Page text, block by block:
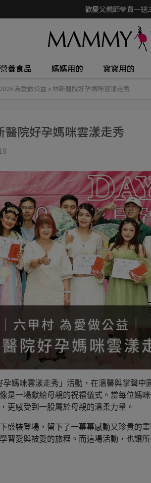
歡慶父親節🤎買一送
養食品 媽媽用的 寶寶用的
2026 為愛做公益 x 林新醫院好孕媽咪雲漾走秀
院好孕媽咪雲漾走秀
孕媽咪雲漾走秀」活動，在溫馨與掌聲中
是一場獻給母親的祝福儀式。當每位媽
更感受到一股屬於母親的溫柔力量。
盛裝登場，留下了一幕幕感動又珍貴的
習愛與被愛的旅程。而這場活動，也